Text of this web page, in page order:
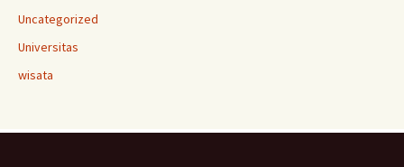
Uncategorized
Universitas
wisata